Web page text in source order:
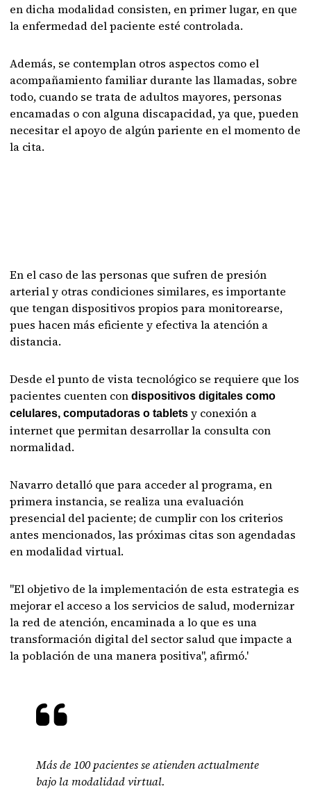
en dicha modalidad consisten, en primer lugar, en que
la enfermedad del paciente esté controlada.
Además, se contemplan otros aspectos como el
acompañamiento familiar durante las llamadas, sobre
todo, cuando se trata de adultos mayores, personas
encamadas o con alguna discapacidad, ya que, pueden
necesitar el apoyo de algún pariente en el momento de
la cita.
En el caso de las personas que sufren de presión
arterial y otras condiciones similares, es importante
que tengan dispositivos propios para monitorearse,
pues hacen más eficiente y efectiva la atención a
distancia.
Desde el punto de vista tecnológico se requiere que los
pacientes cuenten condispositivos digitales como
celulares, computadoras o tabletsy conexión a
internet que permitan desarrollar la consulta con
normalidad.
Navarro detalló que para acceder al programa, en
primera instancia, se realiza una evaluación
presencial del paciente; de cumplir con los criterios
antes mencionados, las próximas citas son agendadas
en modalidad virtual.
"El objetivo de la implementación de esta estrategia es
mejorar el acceso a los servicios de salud, modernizar
la red de atención, encaminada a lo que es una
transformación digital del sector salud que impacte a
la población de una manera positiva", afirmó.'
Más de 100 pacientes se atienden actualmente
bajo la modalidad virtual.